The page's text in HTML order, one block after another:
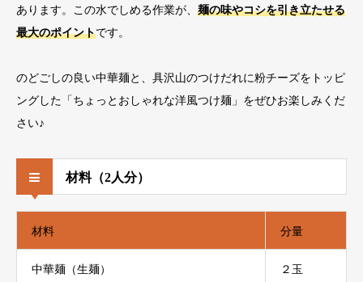
あります。この水でしめる作業が、 麺の味やコシを引き立たせる
最大のポイントです。
のどごしの良い中華麺と、具沢山のつけだれに粉チーズをトッピ
ングした「ちょっとおしゃれな洋風つけ麺」をぜひお楽しみくだ
さい♪
材料（2人分）
材料 分量
中華麺（生麺） ２玉